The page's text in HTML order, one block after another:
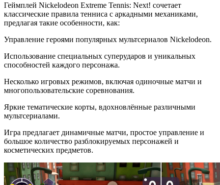
Геймплей Nickelodeon Extreme Tennis: Next! сочетает
классические правила тенниса с аркадными механиками,
предлагая такие особенности, как:
Управление героями популярных мультсериалов Nickelodeon.
Использование специальных суперударов и уникальных
способностей каждого персонажа.
Несколько игровых режимов, включая одиночные матчи и
многопользовательские соревнования.
Яркие тематические корты, вдохновлённые различными
мультсериалами.
Игра предлагает динамичные матчи, простое управление и
большое количество разблокируемых персонажей и
косметических предметов.